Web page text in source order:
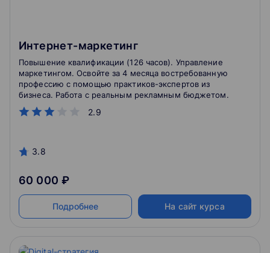
Интернет-маркетинг
2.9
Повышение квалификации (126 часов). Управление
маркетингом. Освойте за 4 месяца востребованную
профессию с помощью практиков-экспертов из
бизнеса. Работа с реальным рекламным бюджетом.
3.8
60 000 ₽
Подробнее На сайт курса